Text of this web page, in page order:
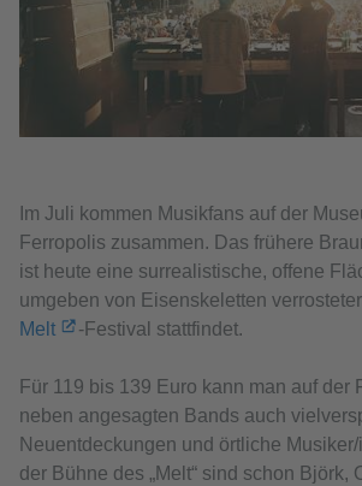
Im Juli kommen Musikfans auf der
Ferropolis zusammen. Das frühere
ist heute eine surrealistische, offene
umgeben von Eisenskeletten
Melt
-Festival stattfindet.
Für 119 bis 139 Euro kann man auf der
neben angesagten Bands auch
Neuentdeckungen und örtliche
der Bühne des „Melt“ sind schon Björk,